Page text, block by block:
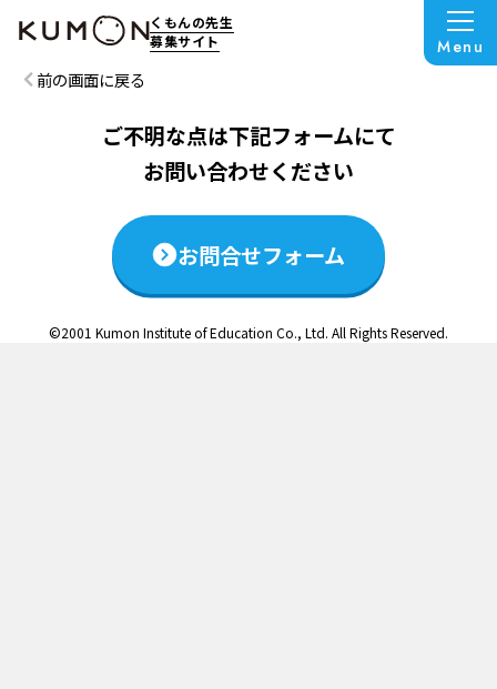
くもんの先生
募集サイト
Menu
この説明会は終了いたしました
前の画面に戻る
ご不明な点は下記フォームにて
お問い合わせください
お問合せフォーム
©2001 Kumon Institute of Education Co., Ltd. All Rights Reserved.